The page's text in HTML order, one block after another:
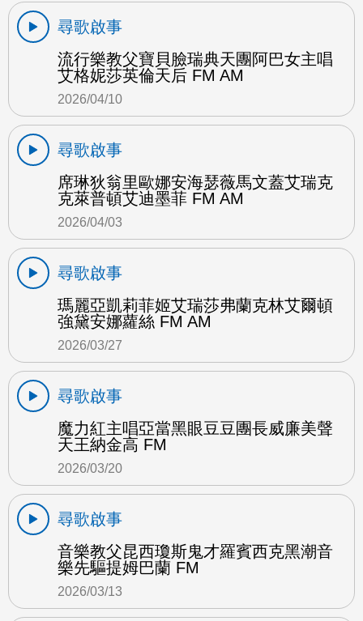
尋歌啟事
流行樂教父寶貝臉瑞典天團阿巴女主唱
艾格妮莎英倫天后 FM AM
2026/04/10
尋歌啟事
席琳狄翁里歐娜安海瑟薇馬文蓋艾瑞克
克萊普頓艾迪墨菲 FM AM
2026/04/03
尋歌啟事
瑪麗亞凱莉菲姬艾瑞莎弗蘭克林艾爾頓
強黛安娜蘿絲 FM AM
2026/03/27
尋歌啟事
魔力紅主唱亞當黑眼豆豆團長威廉美聲
天王納金高 FM
2026/03/20
尋歌啟事
音樂教父昆西瓊斯鬼才羅賓西克黑潮音
樂先驅提姆巴蘭 FM
2026/03/13